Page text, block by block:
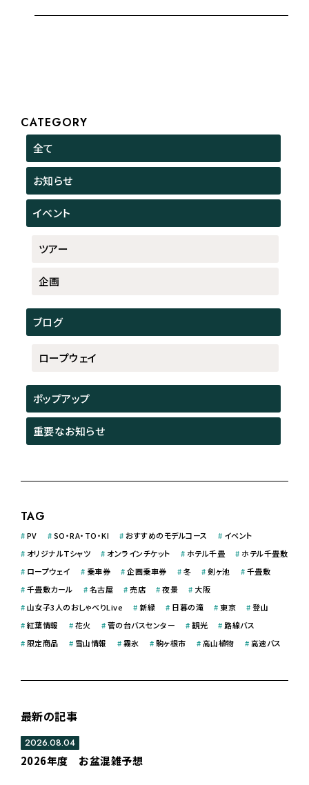
CATEGORY
全て
お知らせ
イベント
ツアー
企画
ブログ
ロープウェイ
ポップアップ
重要なお知らせ
TAG
#PV #SO・RA・TO・KI #おすすめのモデルコース # イベント
# オリジナルＴシャツ # オンラインチケット # ホテル千畳 # ホテル千畳敷
# ロープウェイ # 乗車券 #企画乗車券 #冬 #剣ヶ池 #千畳敷
#千畳敷カール #名古屋 #売店 #夜景 # 大阪
#山女子3人のおしゃべりLive #新緑 # 日暮の滝 #東京 #登山
#紅葉情報 #花火 #菅の台バスセンター # 観光 #路線バス
# 限定商品 # 雪山情報 #霧氷 #駒ヶ根市 #高山植物 #高速バス
最新の記事
2026年度 お盆混雑予想
2026.08.04